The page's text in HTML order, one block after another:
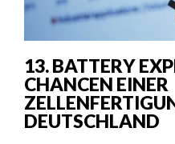
13. BATTERY
CHANCEN EINER
DEUTSCHLAND